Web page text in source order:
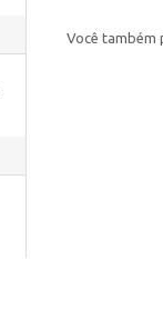
Você também